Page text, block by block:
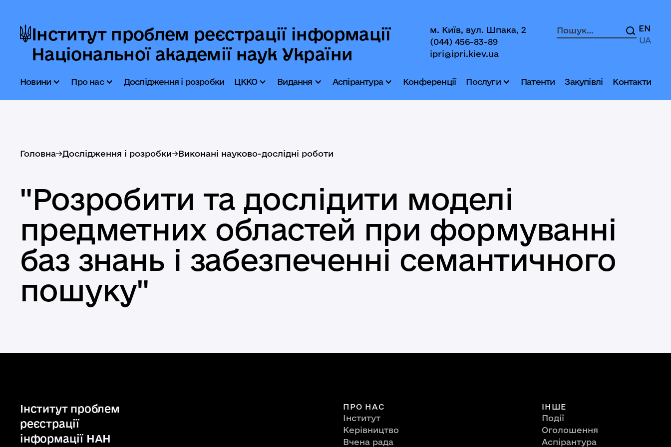
Інститут проблем реєстрації інформації
Національної академії наук України
м. Київ, вул. Шпака, 2
(044) 456-83-89
ipri@ipri.kiev.ua
EN
UA
Новини Про нас Дослідження і розробки ЦККО Видання Аспірантура Конференції Послуги Патенти Закупівлі Контакти
Головна->Дослідження і розробки->Виконані науково-дослідні роботи
"Розробити та дослідити моделі
предметних областей при формуванні
баз знань і забезпеченні семантичного
пошуку"
Інститут проблем
реєстрації
інформації НАН
ПРО НАС
Інститут
Керівництво
Вчена рада
ІНШЕ
Події
Оголошення
Аспірантура